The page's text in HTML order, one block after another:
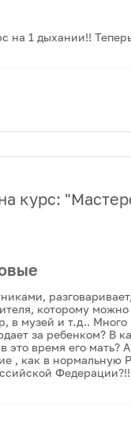
на 1 дыхании!!
курс: "
которому
в музей и т.д..
за ребенком? В
это время его
, как в